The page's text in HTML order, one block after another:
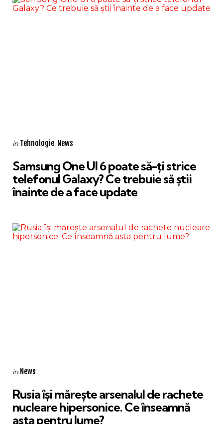
Categories
Posted
in Tehnologie News
Samsung One UI 6 poate să-ți strice
telefonul Galaxy? Ce trebuie să știi
înainte de a face update
Categories
Posted
in News
Rusia își mărește arsenalul de rachete
nucleare hipersonice. Ce înseamnă
asta pentru lume?